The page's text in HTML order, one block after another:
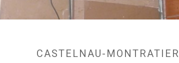
CASTELNAU-MONTRATIER